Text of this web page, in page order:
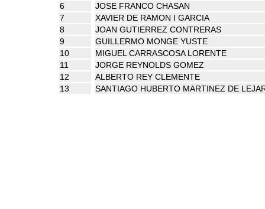
6
JOSE FRANCO CHASAN
7
XAVIER DE RAMON I GARCIA
8
JOAN GUTIERREZ CONTRERAS
9
GUILLERMO MONGE YUSTE
10
MIGUEL CARRASCOSA LORENTE
11
JORGE REYNOLDS GOMEZ
12
ALBERTO REY CLEMENTE
13
SANTIAGO HUBERTO MARTINEZ DE